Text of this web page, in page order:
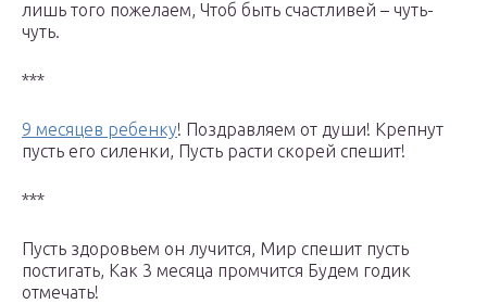
лишь того пожелаем, Чтоб быть счастливей – чуть-
чуть.
***
9 месяцев ребенку! Поздравляем от души! Крепнут
пусть его силенки, Пусть расти скорей спешит!
***
Пусть здоровьем он лучится, Мир спешит пусть
постигать, Как 3 месяца промчится Будем годик
отмечать!